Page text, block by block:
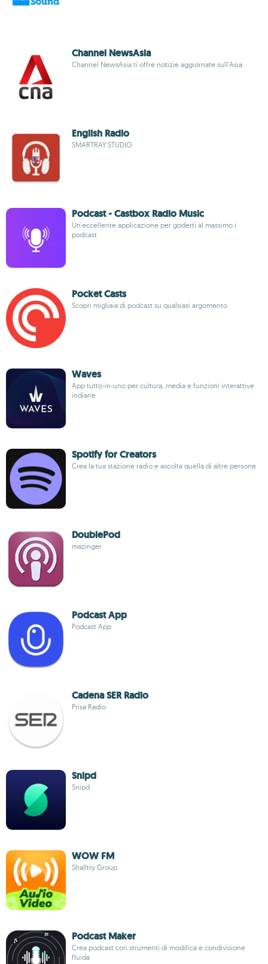
Channel NewsAsia
Channel NewsAsia ti offre notizie aggiornate sull'Asia
English Radio
SMARTRAY STUDIO
Podcast - Castbox Radio Music
Un'eccellente applicazione per goderti al massimo i
podcast
Pocket Casts
Scopri migliaia di podcast su qualsiasi argomento
Waves
App tutto-in-uno per cultura, media e funzioni interattive
indiane
Spotify for Creators
Crea la tua stazione radio e ascolta quella di altre persone
DoublePod
mazinger
Podcast App
Podcast App
Cadena SER Radio
Prisa Radio
Snipd
Snipd
WOW FM
Shalltry Group
Podcast Maker
Crea podcast con strumenti di modifica e condivisione
fluida